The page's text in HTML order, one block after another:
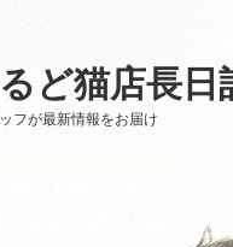
ど猫店長日
フが最新情報をお届け